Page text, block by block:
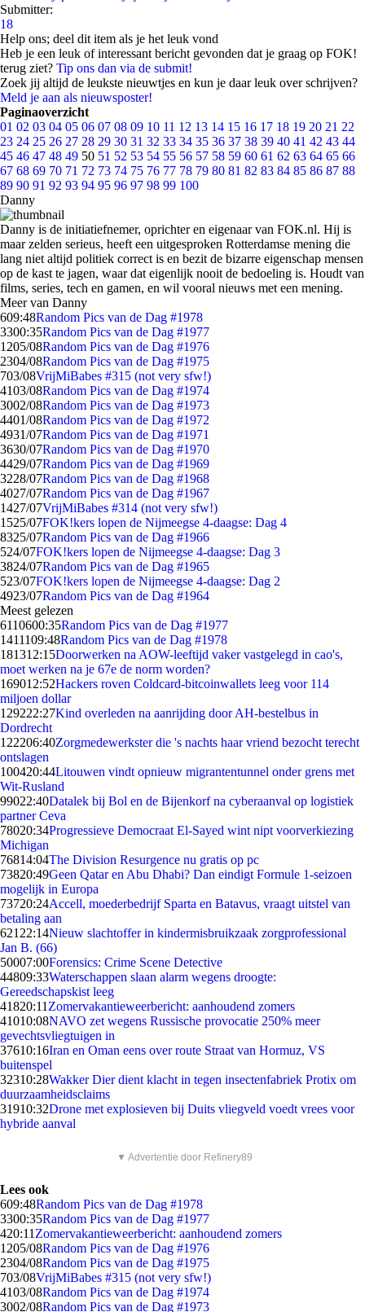
Submitter:
18
Help ons; deel dit item als je het leuk vond
Heb je een leuk of interessant bericht gevonden dat je graag op FOK!
terug ziet? Tip ons dan via de submit!
Zoek jij altijd de leukste nieuwtjes en kun je daar leuk over schrijven?
Meld je aan als nieuwsposter!
Paginaoverzicht
01 02 03 04 05 06 07 08 09 10 11 12 13 14 15 16 17 18 19 20 21 22
23 24 25 26 27 28 29 30 31 32 33 34 35 36 37 38 39 40 41 42 43 44
45 46 47 48 49 50 51 52 53 54 55 56 57 58 59 60 61 62 63 64 65 66
67 68 69 70 71 72 73 74 75 76 77 78 79 80 81 82 83 84 85 86 87 88
89 90 91 92 93 94 95 96 97 98 99 100
Danny
Danny is de initiatiefnemer, oprichter en eigenaar van FOK.nl. Hij is
maar zelden serieus, heeft een uitgesproken Rotterdamse mening die
lang niet altijd politiek correct is en bezit de bizarre eigenschap mensen
op de kast te jagen, waar dat eigenlijk nooit de bedoeling is. Houdt van
films, series, tech en gamen, en wil vooral nieuws met een mening.
Meer van Danny
609:48Random Pics van de Dag #1978
3300:35Random Pics van de Dag #1977
1205/08Random Pics van de Dag #1976
2304/08Random Pics van de Dag #1975
703/08VrijMiBabes #315 (not very sfw!)
4103/08Random Pics van de Dag #1974
3002/08Random Pics van de Dag #1973
4401/08Random Pics van de Dag #1972
4931/07Random Pics van de Dag #1971
3630/07Random Pics van de Dag #1970
4429/07Random Pics van de Dag #1969
3228/07Random Pics van de Dag #1968
4027/07Random Pics van de Dag #1967
1427/07VrijMiBabes #314 (not very sfw!)
1525/07FOK!kers lopen de Nijmeegse 4-daagse: Dag 4
8325/07Random Pics van de Dag #1966
524/07FOK!kers lopen de Nijmeegse 4-daagse: Dag 3
3824/07Random Pics van de Dag #1965
523/07FOK!kers lopen de Nijmeegse 4-daagse: Dag 2
4923/07Random Pics van de Dag #1964
Meest gelezen
6110600:35Random Pics van de Dag #1977
1411109:48Random Pics van de Dag #1978
181312:15Doorwerken na AOW-leeftijd vaker vastgelegd in cao's,
moet werken na je 67e de norm worden?
169012:52Hackers roven Coldcard-bitcoinwallets leeg voor 114
miljoen dollar
129222:27Kind overleden na aanrijding door AH-bestelbus in
Dordrecht
122206:40Zorgmedewerkster die 's nachts haar vriend bezocht terecht
ontslagen
100420:44Litouwen vindt opnieuw migrantentunnel onder grens met
Wit-Rusland
99022:40Datalek bij Bol en de Bijenkorf na cyberaanval op logistiek
partner Ceva
78020:34Progressieve Democraat El-Sayed wint nipt voorverkiezing
Michigan
76814:04The Division Resurgence nu gratis op pc
73820:49Geen Qatar en Abu Dhabi? Dan eindigt Formule 1-seizoen
mogelijk in Europa
73720:24Accell, moederbedrijf Sparta en Batavus, vraagt uitstel van
betaling aan
621 22:14Nieuw slachtoffer in kindermisbruikzaak zorgprofessional
Jan B. (66)
50007:00Forensics: Crime Scene Detective
44809:33Waterschappen slaan alarm wegens droogte:
Gereedschapskist leeg
41820:11 Zomervakantieweerbericht: aanhoudend zomers
41010:08NAVO zet wegens Russische provocatie 250% meer
gevechtsvliegtuigen in
37610:16Iran en Oman eens over route Straat van Hormuz, VS
buitenspel
32310:28Wakker Dier dient klacht in tegen insectenfabriek Protix om
duurzaamheidsclaims
31910:32Drone met explosieven bij Duits vliegveld voedt vrees voor
hybride aanval
▼ Advertentie door Refinery89
Lees ook
609:48Random Pics van de Dag #1978
3300:35Random Pics van de Dag #1977
420:11 Zomervakantieweerbericht: aanhoudend zomers
1205/08Random Pics van de Dag #1976
2304/08Random Pics van de Dag #1975
703/08VrijMiBabes #315 (not very sfw!)
4103/08Random Pics van de Dag #1974
3002/08Random Pics van de Dag #1973